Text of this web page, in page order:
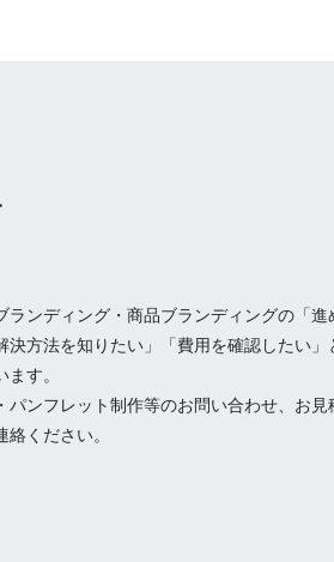
ランディング・商品ブランディングの「進
決方法を知りたい」「費用を確認したい」
す。
ンフレット制作等のお問い合わせ、お見
ください。